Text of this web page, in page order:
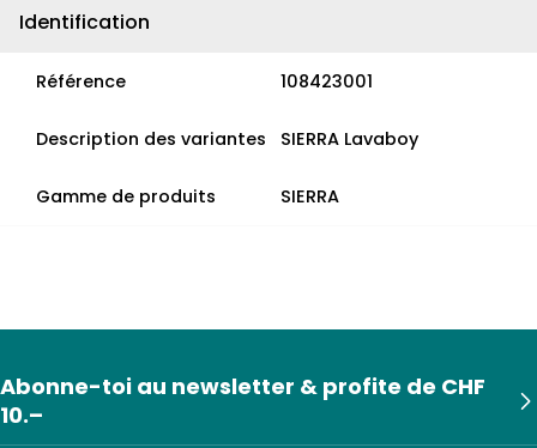
Identification
Référence 108423001
Description des variantes SIERRA Lavaboy
Gamme de produits SIERRA
Abonne-toi au newsletter & profite de CHF
10.–